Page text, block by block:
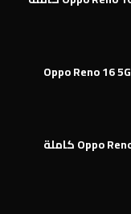
مواصفات وميزات هاتف Oppo Reno 16 5G